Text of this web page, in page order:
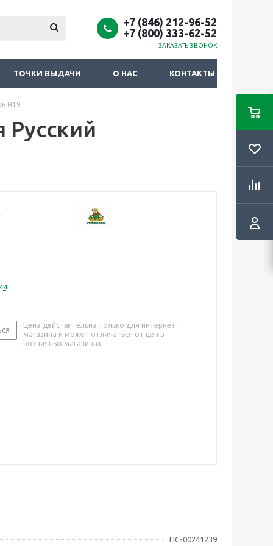
+7 (846) 212-96-52
+7 (800) 333-62-52
ЗАКАЗАТЬ ЗВОНОК
ТОЧКИ ВЫДАЧИ О НАС КОНТАКТЫ
Н19
Русский
Цена действительна только для интернет-
магазина и может отличаться от цен в
розничных магазинах
ПС-00241239